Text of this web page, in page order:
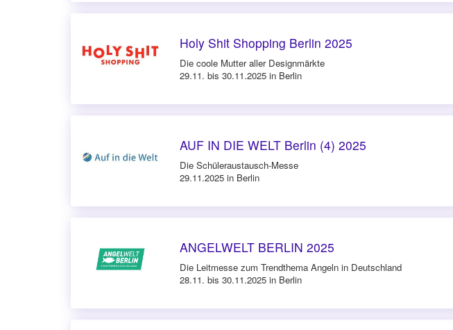
Holy Shit Shopping Berlin 2025
Die coole Mutter aller Designmärkte
29.11. bis 30.11.2025 in Berlin
AUF IN DIE WELT Berlin (4) 2025
Die Schüleraustausch-Messe
29.11.2025 in Berlin
ANGELWELT BERLIN 2025
Die Leitmesse zum Trendthema Angeln in Deutschland
28.11. bis 30.11.2025 in Berlin